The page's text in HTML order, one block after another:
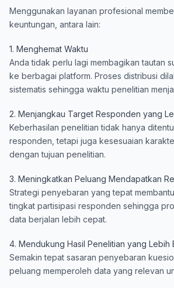
Menggunakan layanan profesional
keuntungan, antara lain:
1. Menghemat Waktu
Anda tidak perlu lagi membagikan tautan
ke berbagai platform. Proses distribusi
sistematis sehingga waktu penelitian
2. Menjangkau Target Responden yang
Keberhasilan penelitian tidak hanya
responden, tetapi juga kesesuaian
dengan tujuan penelitian.
3. Meningkatkan Peluang Mendapatkan
Strategi penyebaran yang tepat
tingkat partisipasi responden sehingga
data berjalan lebih cepat.
4. Mendukung Hasil Penelitian yang Lebih
Semakin tepat sasaran penyebaran
peluang memperoleh data yang relevan